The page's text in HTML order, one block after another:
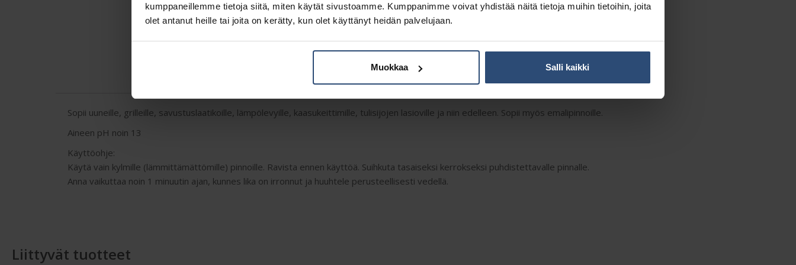
kumppaneillemme tietoja siitä, miten käytät sivustoamme. Kumppanimme voivat yhdistää näitä tietoja muihin tietoihin, joita
olet antanut heille tai joita on kerätty, kun olet käyttänyt heidän palvelujaan.
Muokkaa Salli kaikki
Sopii uuneille, grilleille, savustuslaatikoille, lämpölevyille, kaasukeittimille, tulisijojen lasioville ja niin edelleen. Sopii myös emalipinnoille.
Aineen pH noin 13
Käyttöohje:
Käytä vain kylmille (lämmittämättömille) pinnoille. Ravista ennen käyttöä. Suihkuta tasaiseksi kerrokseksi puhdistettavalle pinnalle.
Anna vaikuttaa noin 1 minuutin ajan, kunnes lika on irronnut ja huuhtele perusteellisesti vedellä.
Liittyvät tuotteet